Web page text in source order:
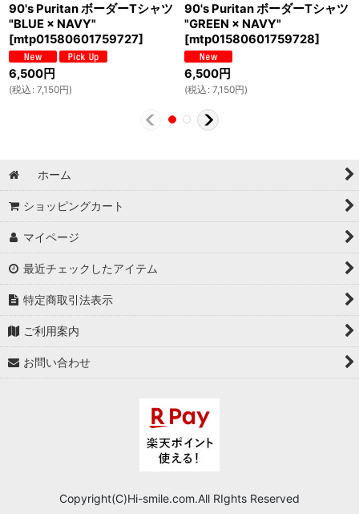
90's Puritan ボーダーTシャツ
"BLUE × NAVY"
[mtp01580601759727]
6,500円
(税込 : 7,150円)
90's Puritan ボーダーTシャツ
"GREEN × NAVY"
[mtp01580601759728]
6,500円
(税込 : 7,150円)
ホーム
ショッピングカート
マイページ
最近チェックしたアイテム
特定商取引法表示
ご利用案内
お問い合わせ
Copyright(C)Hi-smile.com.All RIghts Reserved